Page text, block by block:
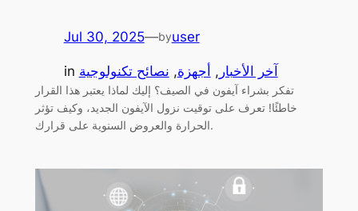
Jul 30, 2025—byuser
in آخر الأخبار , أجهزة, نصائح تكنولوجية
تفكر بشراء آيفون في الصيف؟ إليك لماذا يعتبر هذا القرار
خاطئًا! تعرف على توقيت نزول الآيفون الجديد، وكيف تؤثر
الحرارة والعروض السنوية على قرارك.